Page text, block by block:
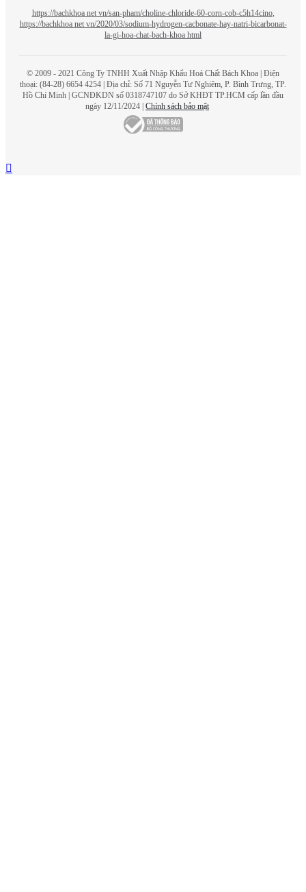
https://bachkhoa net vn/san-pham/choline-chloride-60-corn-cob-c5h14cino,
https://bachkhoa net vn/2020/03/sodium-hydrogen-cacbonate-hay-natri-bicarbonat-
la-gi-hoa-chat-bach-khoa html
© 2009 - 2021 Công Ty TNHH Xuất Nhập Khẩu Hoá Chất Bách Khoa | Điện
thoại: (84-28) 6654 4254 | Địa chỉ: Số 71 Nguyễn Tư Nghiêm, P. Bình Trưng, TP.
Hồ Chí Minh | GCNĐKDN số 0318747107 do Sở KHĐT TP.HCM cấp lần đầu
ngày 12/11/2024 | Chính sách bảo mật